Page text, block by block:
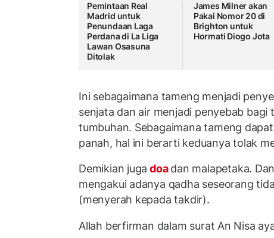
Pemintaan Real
Madrid untuk
Penundaan Laga
Perdana di La Liga
Lawan Osasuna
Ditolak
James Milner akan
Pakai Nomor 20 di
Brighton untuk
Hormati Diogo Jota
Ini sebagaimana tameng menjadi
senjata dan air menjadi penyebab
tumbuhan. Sebagaimana tameng
panah, hal ini berarti keduanya tolak
Demikian juga doadan malapetaka.
mengakui adanya qadha seseorang
(menyerah kepada takdir).
Allah berfirman dalam surat An Nisa